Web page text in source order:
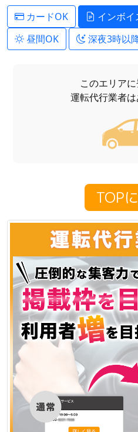
カードOK インボ
昼間OK
深夜3時以
このエリア
運転代行業者は
TOP